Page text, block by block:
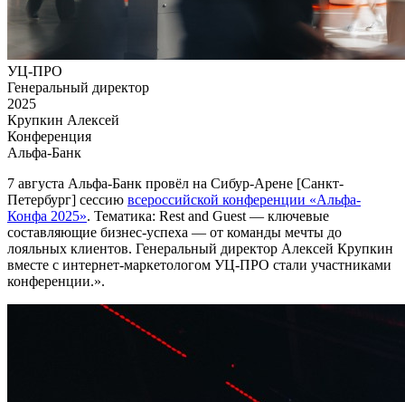
УЦ-ПРО
Генеральный директор
2025
Крупкин Алексей
Конференция
Альфа-Банк
7 августа Альфа-Банк провёл на Сибур-Арене [Санкт-
Петербург] сессию всероссийской конференции «Альфа-
Конфа 2025». Тематика: Rest and Guest — ключевые
составляющие бизнес-успеха — от команды мечты до
лояльных клиентов. Генеральный директор Алексей Крупкин
вместе с интернет-маркетологом УЦ-ПРО стали участниками
конференции.».